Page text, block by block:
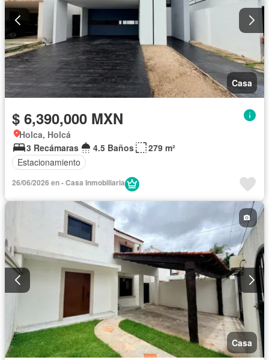
Casa
$ 6,390,000 MXN
Holca, Holcá
3 Recámaras
4.5 Baños
279 m²
Estacionamiento
26/06/2026 en - Casa Inmobiliaria
Casa